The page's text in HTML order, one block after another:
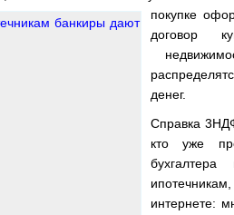
покупке
договор
денег.
Справка
кто уже
интернете: